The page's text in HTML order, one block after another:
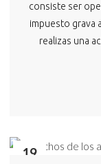
consiste ser
impuesto grava
realizas una
19